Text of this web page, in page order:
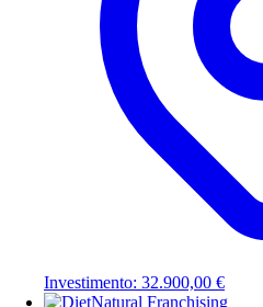
Investimento: 32.900,00 €